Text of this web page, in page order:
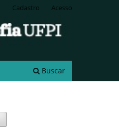
Buscar
Cadastro Acesso